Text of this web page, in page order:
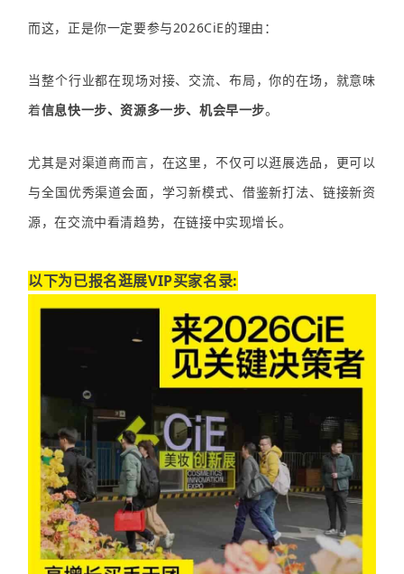
而这，正是你一定要参与2026CiE的理由：
当整个行业都在现场对接、交流、布局，你的在场，就意味
着信息快一步、资源多一步、机会早一步。
尤其是对渠道商而言，在这里，不仅可以逛展选品，更可以
与全国优秀渠道会面，学习新模式、借鉴新打法、链接新资
源，在交流中看清趋势，在链接中实现增长。
以下为已报名逛展VIP买家名录: